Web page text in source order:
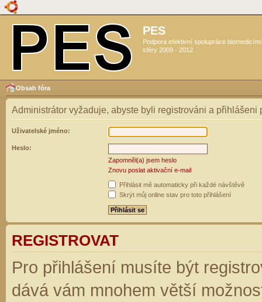
PES
Podpora efektivní spolupráce
sféry 2009 - 2012
Obsah fóra
Administrátor vyžaduje, abyste byli registrováni a přihlášeni
Uživatelské jméno:
Heslo:
Zapomněl(a) jsem heslo
Znovu poslat aktivační e-mail
Přihlásit mě automaticky při každé návštěvě
Skrýt můj online stav pro toto přihlášení
REGISTROVAT
Pro přihlášení musíte být
dává vám mnohem větší